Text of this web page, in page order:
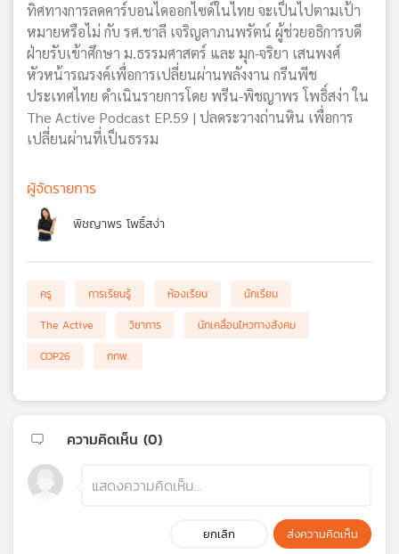
ทิศทางการลดคาร์บอนไดออกไซด์ในไทย จะเป็นไปตามเป้า
หมายหรือไม่ กับ รศ.ชาลี เจริญลาภนพรัตน์ ผู้ช่วยอธิการบดี
ฝ่ายรับเข้าศึกษา ม.ธรรมศาสตร์ และ มุก-จริยา เสนพงศ์
หัวหน้ารณรงค์เพื่อการเปลี่ยนผ่านพลังงาน กรีนพีช
ประเทศไทย ดำเนินรายการโดย พรีน-พิชญาพร โพธิ์สง่า ใน
The Active Podcast EP.59 | ปลดระวางถ่านหิน เพื่อการ
เปลี่ยนผ่านที่เป็นธรรม
ผู้จัดรายการ
พิชญาพร โพธิ์สง่า
ครู การเรียนรู้ ห้องเรียน
นักเรียน
The Active
วิชาการ
นักเคลื่อนไหวทางสังคม
COP26
กกพ.
ความคิดเห็น (0)
ยกเลิก ส่งความคิดเห็น